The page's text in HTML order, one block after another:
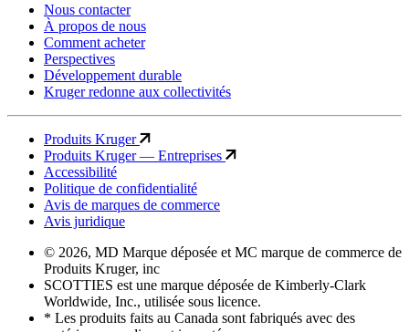
Nous contacter
À propos de nous
Comment acheter
Perspectives
Développement durable
Kruger redonne aux collectivités
Produits Kruger
Produits Kruger — Entreprises
Accessibilité
Politique de confidentialité
Avis de marques de commerce
Avis juridique
© 2026, MD Marque déposée et MC marque de commerce de
Produits Kruger, inc
SCOTTIES est une marque déposée de Kimberly-Clark
Worldwide, Inc., utilisée sous licence.
* Les produits faits au Canada sont fabriqués avec des